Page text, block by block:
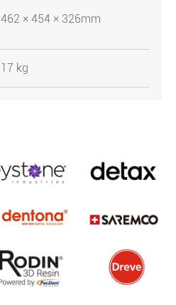
462 × 454 × 326mm
17 kg